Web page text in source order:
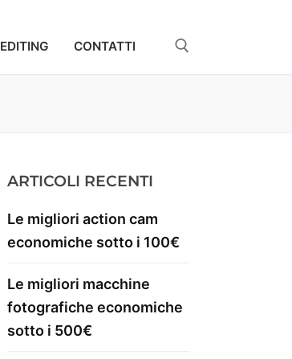
EDITING CONTATTI
ARTICOLI RECENTI
Le migliori action cam
economiche sotto i 100€
Le migliori macchine
fotografiche economiche
sotto i 500€